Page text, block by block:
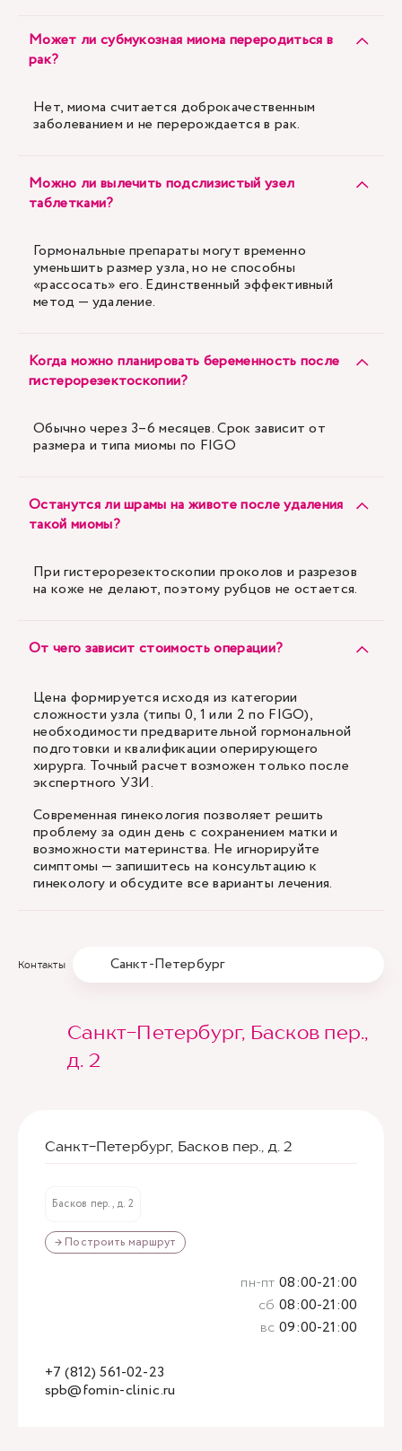
Может ли субмукозная миома переродиться в
рак?
Нет, миома считается доброкачественным
заболеванием и не перерождается в рак.
Можно ли вылечить подслизистый узел
таблетками?
Гормональные препараты могут временно
уменьшить размер узла, но не способны
«рассосать» его. Единственный эффективный
метод — удаление.
Когда можно планировать беременность после
гистерорезектоскопии?
Обычно через 3–6 месяцев. Срок зависит от
размера и типа миомы по FIGO
Останутся ли шрамы на животе после удаления
такой миомы?
При гистерорезектоскопии проколов и разрезов
на коже не делают, поэтому рубцов не остается.
От чего зависит стоимость операции?
Цена формируется исходя из категории
сложности узла (типы 0, 1 или 2 по FIGO),
необходимости предварительной гормональной
подготовки и квалификации оперирующего
хирурга. Точный расчет возможен только после
экспертного УЗИ.
Современная гинекология позволяет решить
проблему за один день с сохранением матки и
возможности материнства. Не игнорируйте
симптомы — запишитесь на консультацию к
гинекологу и обсудите все варианты лечения.
Контакты Санкт-Петербург
Санкт-Петербург, Басков пер.,
д. 2
Санкт-Петербург, Басков пер., д. 2
Басков пер., д. 2
→ Построить маршрут
spb@fomin-clinic.ru
+7 (812) 561-02-23
пн-пт 08:00-21:00
сб 08:00-21:00
вс 09:00-21:00